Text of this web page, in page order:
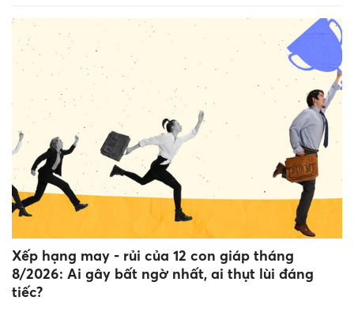
Xếp hạng may - rủi của 12 con giáp tháng
8/2026: Ai gây bất ngờ nhất, ai thụt lùi đáng
tiếc?